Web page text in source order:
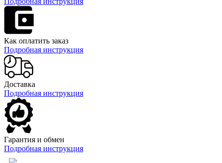
Как оплатить заказ
Подробная инструкция
Доставка
Подробная инструкция
Гарантия и обмен
Подробная инструкция